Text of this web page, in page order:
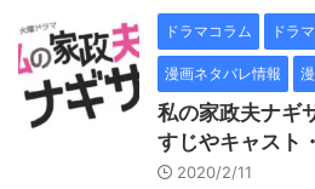
ドラマコラム ドラ
漫画ネタバレ情報
私の家政夫ナギ
すじやキャスト
2020/2/11